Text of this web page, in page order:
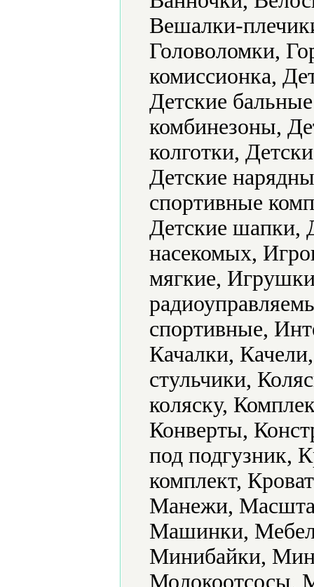
Вешалки-
Головоломки,
комиссионка,
Детские
комбинезоны,
колготки,
Детские
спортивные
Детские шапки,
насекомых,
мягкие,
спортивные,
Качалки,
стульчики,
коляску,
Конверты,
под подгузник,
комплект,
Манежи,
Машинки,
Минибайки,
Молокоотсосы,